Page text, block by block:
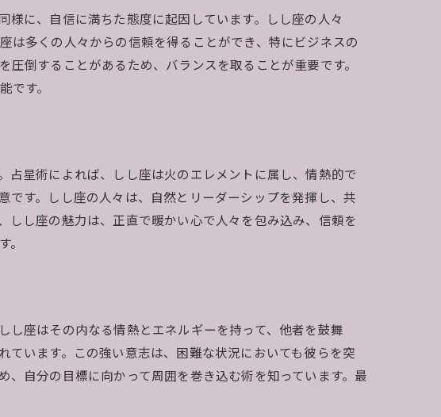
に、自信に満ちた態度に起因しています。しし座の人々
は多くの人々からの信頼を得ることができ、特にビジネスの
倒することがあるため、バランスを取ることが重要です。
です。
占星術によれば、しし座は火のエレメントに属し、情熱的で
です。しし座の人々は、自然とリーダーシップを発揮し、共
し座の魅力は、正直で暖かい心で人々を包み込み、信頼を
。
し座はその内なる情熱とエネルギーを持って、他者を鼓舞
ています。この強い意志は、困難な状況においても彼らを突
自分の目標に向かって周囲を巻き込む術を知っています。最